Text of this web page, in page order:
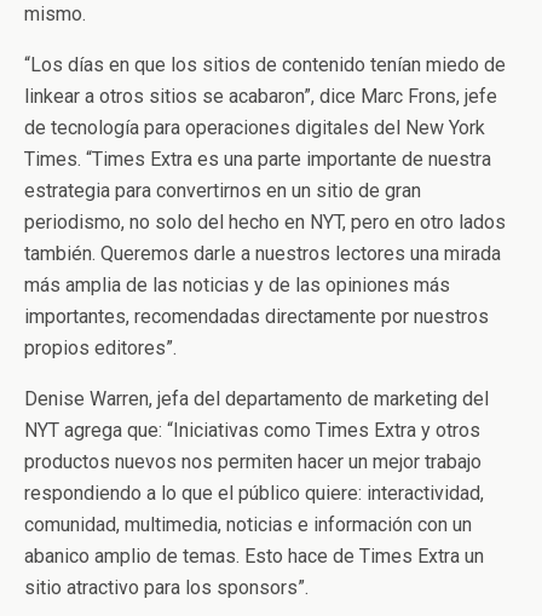
mismo.
“Los días en que los sitios de contenido tenían miedo de
linkear a otros sitios se acabaron”, dice Marc Frons, jefe
de tecnología para operaciones digitales del New York
Times. “Times Extra es una parte importante de nuestra
estrategia para convertirnos en un sitio de gran
periodismo, no solo del hecho en NYT, pero en otro lados
también. Queremos darle a nuestros lectores una mirada
más amplia de las noticias y de las opiniones más
importantes, recomendadas directamente por nuestros
propios editores”.
Denise Warren, jefa del departamento de marketing del
NYT agrega que: “Iniciativas como Times Extra y otros
productos nuevos nos permiten hacer un mejor trabajo
respondiendo a lo que el público quiere: interactividad,
comunidad, multimedia, noticias e información con un
abanico amplio de temas. Esto hace de Times Extra un
sitio atractivo para los sponsors”.